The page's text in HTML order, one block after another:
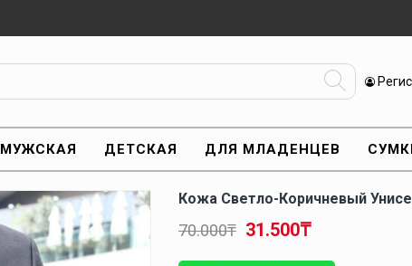
МУЖСКАЯ ДЕТСКАЯ ДЛЯ МЛАДЕНЦЕВ
Кожа Светло-Коричневый
31.500₸
70.000₸